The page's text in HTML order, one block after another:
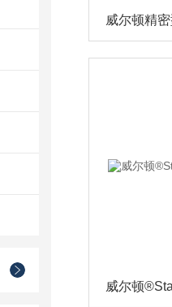
威尔顿精